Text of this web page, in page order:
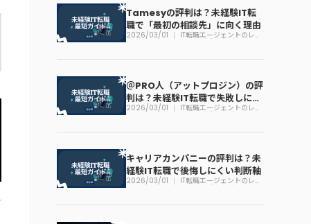
Tamesyの評判は？未経験IT転
職で「最初の相談先」に向く理由
2026/03/01 IT転職エージェントのレビ
ュー一覧｜未経験でも迷わ
＠PRO人（アットプロジン）の評
判は？未経験IT転職で失敗しにく
い使い方
2026/03/01 IT転職エージェントのレビ
ュー一覧｜未経験でも迷わ
キャリアカンパニーの評判は？未
経験IT転職で後悔しにくい判断軸
2026/03/01 IT転職エージェントのレビ
ュー一覧｜未経験でも迷わ